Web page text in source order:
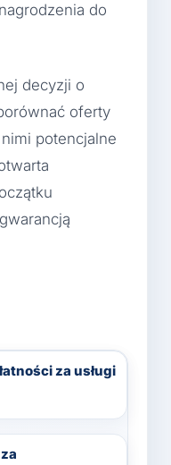
do
decyzji o
oferty
potencjalne
za usługi